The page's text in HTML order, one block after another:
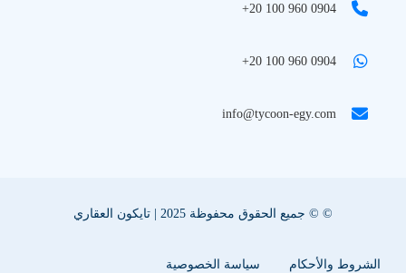
+20 100 960 0904
+20 100 960 0904
info@tycoon-egy.com
© © جميع الحقوق محفوظة 2025 | تايكون العقاري
الشروط والأحكام سياسة الخصوصية